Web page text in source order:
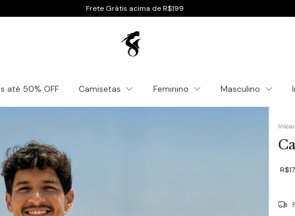
Frete Grátis acima de R$199
até 50% OFF Camisetas Feminino Masculino
Início